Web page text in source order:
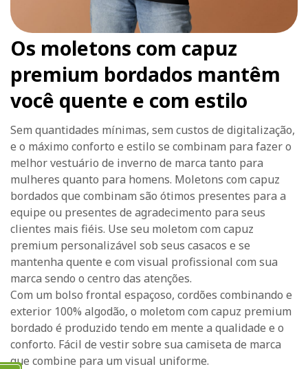
Os moletons com capuz
premium bordados mantêm
você quente e com estilo
Sem quantidades mínimas, sem custos de digitalização,
e o máximo conforto e estilo se combinam para fazer o
melhor vestuário de inverno de marca tanto para
mulheres quanto para homens. Moletons com capuz
bordados que combinam são ótimos presentes para a
equipe ou presentes de agradecimento para seus
clientes mais fiéis. Use seu moletom com capuz
premium personalizável sob seus casacos e se
mantenha quente e com visual profissional com sua
marca sendo o centro das atenções.
Com um bolso frontal espaçoso, cordões combinando e
exterior 100% algodão, o moletom com capuz premium
bordado é produzido tendo em mente a qualidade e o
conforto. Fácil de vestir sobre sua camiseta de marca
que combine para um visual uniforme.